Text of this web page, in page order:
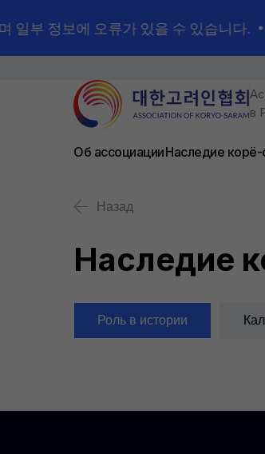
보에 오류가 있을 수 있습니다. Сайт
в
Об ассоциацииНаследие
Назад
Наследие
Роль в истории